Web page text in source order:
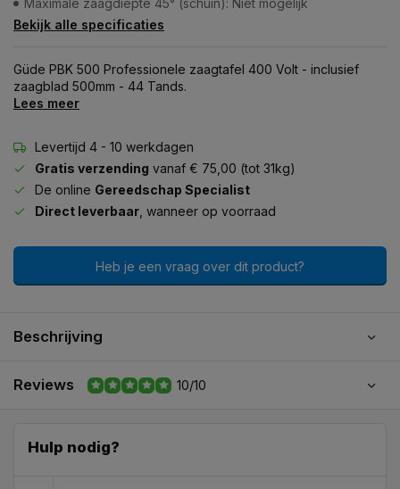
Maximale zaagdiepte 45° (schuin): Niet mogelijk
Bekijk alle specificaties
Güde PBK 500 Professionele zaagtafel 400 Volt - inclusief
zaagblad 500mm - 44 Tands.
Lees meer
Levertijd 4 - 10 werkdagen
Gratis verzending vanaf € 75,00 (tot 31kg)
De online Gereedschap Specialist
Direct leverbaar , wanneer op voorraad
Heb je een vraag over dit product?
Beschrijving
Reviews 10/10
Hulp nodig?